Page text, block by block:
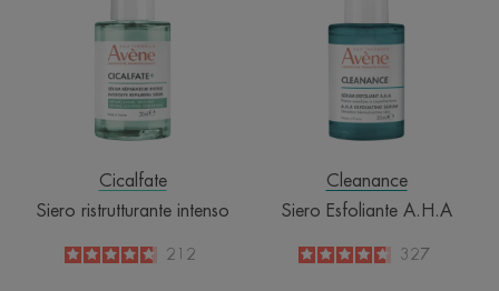
Cicalfate
Siero ristrutturante intenso
4.8
/
5
212
Cleanance
Siero Esfoliante A.H.A
4.7
/
5
327